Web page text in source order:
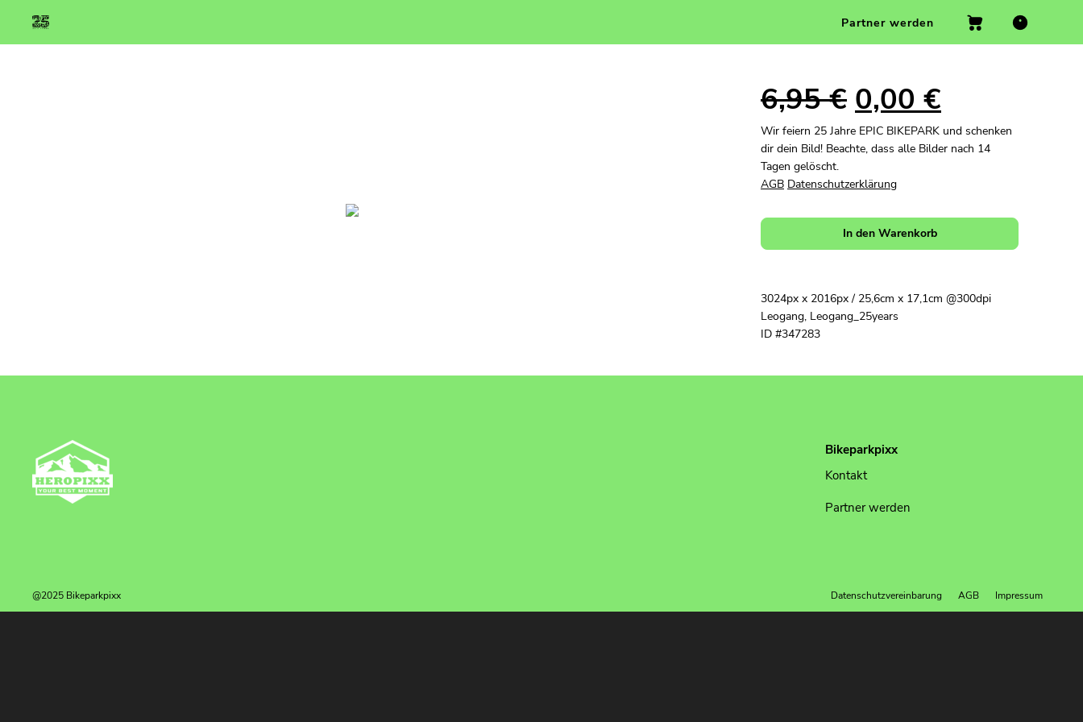
Partner werden
6,95€ 0,00€
Wir feiern 25 Jahre EPIC BIKEPARK und schenken
dir dein Bild! Beachte, dass alle Bilder nach 14
Tagen gelöscht.
AGB Datenschutzerklärung
In den Warenkorb
3024px x 2016px / 25,6cm x 17,1cm @300dpi
Leogang, Leogang_25years
ID #347283
Bikeparkpixx
Kontakt
Partner werden
@2025 Bikeparkpixx Datenschutzvereinbarung AGB Impressum